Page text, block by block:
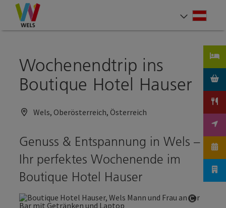
Zum Inhalt
Zur Navigation
Zum Seitenanfang
Wochenendtrip ins
Boutique Hotel Hauser
Wels, Oberösterreich, Österreich
Genuss & Entspannung in Wels –
Ihr perfektes Wochenende im
Boutique Hotel Hauser